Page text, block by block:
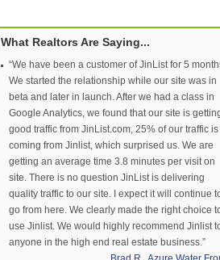
What Realtors Are Saying...
“We have been a customer of JinList for 5
We started the relationship while our site was in
beta and later in launch. After we had a class in
Google Analytics, we found that our site is
good traffic from JinList.com, 25% of our traffic is
coming from Jinlist, which surprised us. We are
getting an average time 3.8 minutes per visit on
site. There is no question JinList is delivering
quality traffic to our site. I expect it will continue
go from here. We clearly made the right choice
use Jinlist. We would highly recommend Jinlist
anyone in the high end real estate business.”